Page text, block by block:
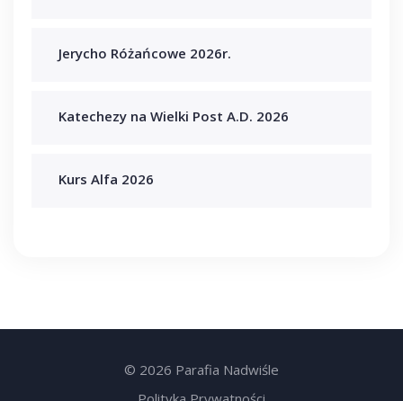
Jerycho Różańcowe 2026r.
Katechezy na Wielki Post A.D. 2026
Kurs Alfa 2026
© 2026 Parafia Nadwiśle